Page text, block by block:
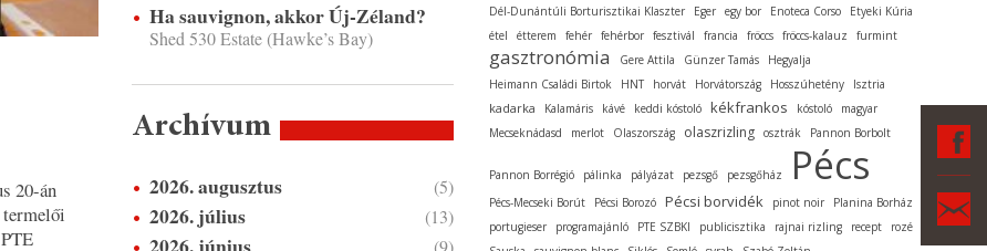
20-án
termelői
Ha sauvignon, akkor Új-Zéland?
Shed 530 Estate (Hawke’s Bay)
Archívum
2026. augusztus (5)
2026. július (13)
(9)
Dél-Dunántúli Borturisztikai Klaszter
Eger egy bor Enoteca Corso
Etyeki Kúria
étel
étterem fehér fehérbor fesztivál francia fröccs fröccs-kalauz furmint
gasztronómia Gere Attila Günzer Tamás
Hegyalja
Heimann Családi Birtok
HNT horvát Horvátország Hosszúhetény Isztria
kadarka Kalamáris kávé keddi kóstoló kékfrankos kóstoló
magyar
Mecseknádasd
merlot Olaszország olaszrizling osztrák Pannon Borbolt
Pannon Borrégió pálinka pályázat pezsgő pezsgőház Pécs
Pécs-Mecseki Borút Pécsi Borozó Pécsi borvidék pinot noir
Planina Borház
portugieser
programajánló PTE SZBKI publicisztika rajnai rizling recept
rozé